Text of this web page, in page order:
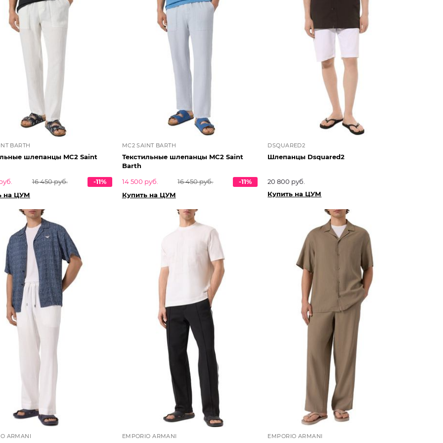
BARTH
шлепанцы MC2 Saint
16 450 руб.
-11%
на ЦУМ
MC2 SAINT BARTH
Текстильные шлепанцы MC2 Saint
Barth
14 500 руб.
16 450 руб.
-11%
Купить на ЦУМ
DSQUARED2
Шлепанцы Dsquared2
20 800 руб.
Купить на ЦУМ
ARMANI EMPORIO ARMANI EMPORIO ARMANI